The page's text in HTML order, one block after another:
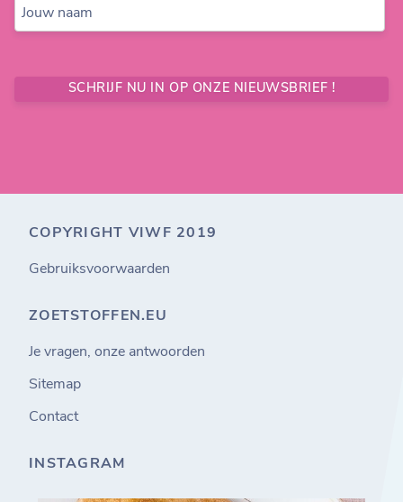
Jouw naam
SCHRIJF NU IN OP ONZE NIEUWSBRIEF !
COPYRIGHT VIWF 2019
Gebruiksvoorwaarden
ZOETSTOFFEN.EU
Je vragen, onze antwoorden
Sitemap
Contact
INSTAGRAM